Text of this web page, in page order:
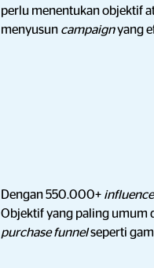
perlu menentukan objektif
menyusun campaignyang
Dengan 550.000+
Objektif yang paling umum
purchase funnelseperti